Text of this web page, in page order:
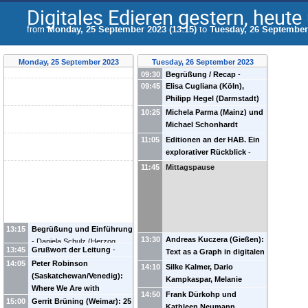
Digitales Edieren gestern,
fromMonday, 25 September 2023 (13:15) to Tuesday, 26
Monday, 25 September 2023
13:15
Begrüßung und Einführung
- Daniela Schulz (Herzog
August Bibliothek
Wolfenbüttel) Marcus
Baumgarten (HAB) Torsten
Schaßan (Herzog August
Bibliothek Wolfenbüttel)
13:45 Grußwort der Leitung -
Peter Burschel (HAB
14:05
Peter Robinson
(Saskatchewan/Venedig):
Where We Are with
Electronic Scholarly
15:00
Gerrit Brüning (Weimar): 25
Tuesday, 26 September 2023
09:30
Begrüßung / Recap -
Daniela Schulz (Herzog
August Bibliothek
Wolfenbüttel) Marcus
Baumgarten (HAB) Torsten
Schaßan
Herzog August
Bibliothek Wolfenbüttel )
09:45
Elisa Cugliana (Köln),
Philipp Hegel (Darmstadt)
und Karoline Lemke
(Berlin): Die Lücke im
Curriculum. Wo die
Rezeption (digitaler)
Editionen beginnt
10:25
Michela Parma (Mainz) und
Michael Schonhardt
(Kassel): Do one thing and
do it well – Vier Prinzipien
einer digitalen
Editionspraxis im
11:05
Editionen an der HAB. Ein
explorativer Rückblick -
Maximilian Görmar
11:45 Mittagspause
13:30
Andreas Kuczera (Gießen):
Text as a Graph in digitalen
Editionen
14:10
Silke Kalmer, Dario
Kampkaspar, Melanie
Seltmann und Kevin
Wunsch (Darmstadt):
14:50
Frank Dürkohp und